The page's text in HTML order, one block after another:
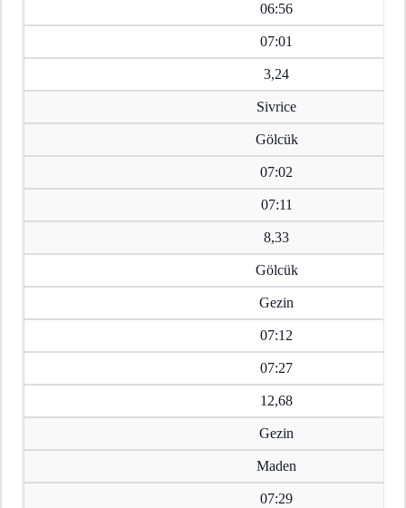
06:56
07:01
3,24
Sivrice
Gölcük
07:02
07:11
8,33
Gölcük
Gezin
07:12
07:27
12,68
Gezin
Maden
07:29